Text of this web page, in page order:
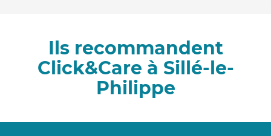
Ils recommandent
Click&Care à Sillé-le-
Philippe